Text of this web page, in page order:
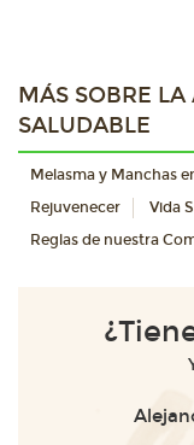
MÁS SOBRE
SALUDABLE
Melasma y Manchas
Rejuvenecer
Vida
Reglas de nuestra